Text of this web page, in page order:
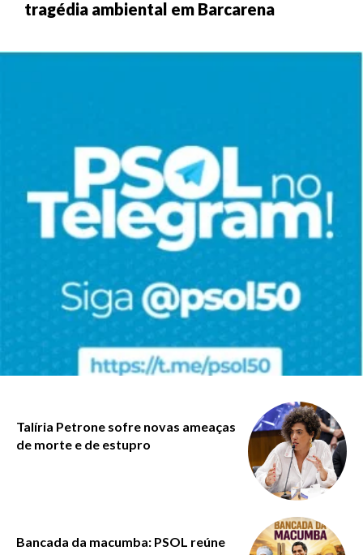
tragédia ambiental em Barcarena
Talíria Petrone sofre novas ameaças
de morte e de estupro
Bancada da macumba: PSOL reúne